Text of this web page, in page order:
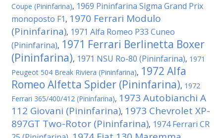
Coupe (Pininfarina), 1969 Pininfarina Sigma Grand Prix
monoposto F1 , 1970 Ferrari Modulo
(Pininfarina), 1971 Alfa Romeo P33 Cuneo
(Pininfarina), 1971 Ferrari Berlinetta Boxer
(Pininfarina), 1971 NSU Ro-80 (Pininfarina), 1971
Peugeot 504 Break Riviera (Pininfarina), 1972 Alfa
Romeo Alfetta Spider (Pininfarina), 1972
Ferrari 365/400/412 (Pininfarina), 1973 Autobianchi A
112 Giovani (Pininfarina), 1973 Chevrolet XP-
897GT Two-Rotor (Pininfarina), 1974 Ferrari CR